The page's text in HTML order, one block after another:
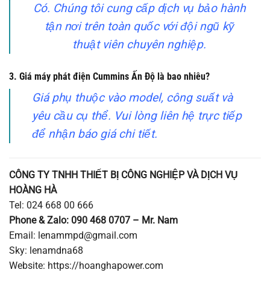
Có. Chúng tôi cung cấp dịch vụ bảo hành
tận nơi trên toàn quốc với đội ngũ kỹ
thuật viên chuyên nghiệp.
3. Giá máy phát điện Cummins Ấn Độ là bao nhiêu?
Giá phụ thuộc vào model, công suất và
yêu cầu cụ thể. Vui lòng liên hệ trực tiếp
để nhận báo giá chi tiết.
CÔNG TY TNHH THIẾT BỊ CÔNG NGHIỆP VÀ DỊCH VỤ
HOÀNG HÀ
Tel: 024 668 00 666
Phone & Zalo: 090 468 0707 – Mr. Nam
Email: lenammpd@gmail.com
Sky: lenamdna68
Website: https://hoanghapower.com